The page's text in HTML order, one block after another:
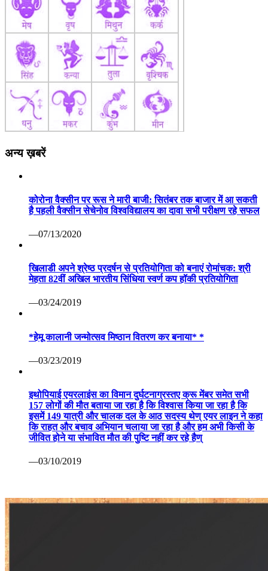
अन्य ख़बरें
कोरोना वैक्सीन पर रूस ने मारी बाजी: सितंबर तक बाजार में आ सकती
है पहली वैक्सीन सेचेनोव विश्वविद्यालय का दावा सभी परीक्षण रहे सफल
—07/13/2020
खिलाडी अपने श्रेष्ठ प्रदर्षन से प्रतियोगिता को बनाएं रोमांचक: श्री
मेहता 82वीं अखिल भारतीय सिंधिया स्वर्ण कप हॉकी प्रतियोगिता
—03/24/2019
*हेमू कालानी जन्मोत्सव मिष्ठान वितरण कर बनाया* *
—03/23/2019
इथोपियाई एयरलाइंस का विमान दुर्घटनाग्रस्तए क्रू मेंबर समेत सभी
157 लोगों की मौत बताया जा रहा है कि विश्वास किया जा रहा है कि
इसमें 149 यात्री और चालक दल के आठ सदस्य थेण् एयर लाइन ने कहा
कि राहत और बचाव अभियान चलाया जा रहा है और हम अभी किसी के
जीवित होने या संभावित मौत की पुष्टि नहीं कर रहे हैण्
—03/10/2019